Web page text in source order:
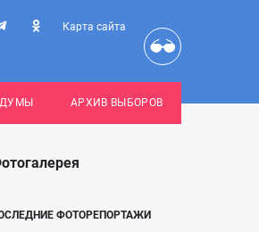
Карта сайта
АРХИВ ВЫБОРОВ
ФОТОРЕПОРТАЖИ